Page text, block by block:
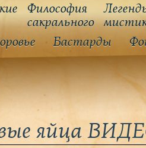
Философия
cакрального
Бастарды
яйца